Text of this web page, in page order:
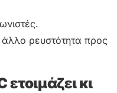
ρευστότητα προς
κι